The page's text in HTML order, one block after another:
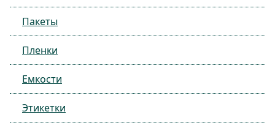
Пакеты
Пленки
Емкости
Этикетки